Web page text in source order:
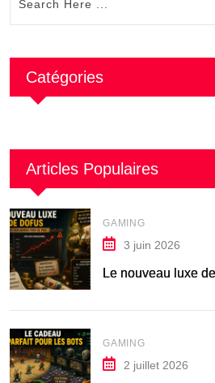
Catégories
Articles Populaires
GAMING
3 juin 2026
Le nouveau luxe
GAMING
2 juillet 2026